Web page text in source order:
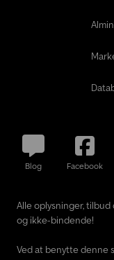
Blog Facebook
Alle oplysninger,
og ikke-bindende!
Ved at benytte denne